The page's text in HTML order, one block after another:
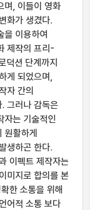
며, 이들이 영화
화가 생겼다.
을 이용하여
제작의 프리-
덕션 단계까지
게 되었으며,
자 간의
그러나 감독은
자는 기술적인
원활하게
생하곤 한다.
이펙트 제작자는
미지로 합의를 본
한 소통을 위해
어적 소통 보다